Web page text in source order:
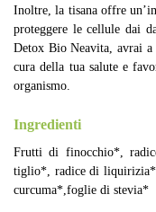
Inoltre, la tisana offre
proteggere le cellule dai
Detox Bio Neavita, avrai a
cura della tua salute e
organismo.
Ingredienti
Frutti di finocchio*,
tiglio*, radice di
curcuma*,foglie di stevia*